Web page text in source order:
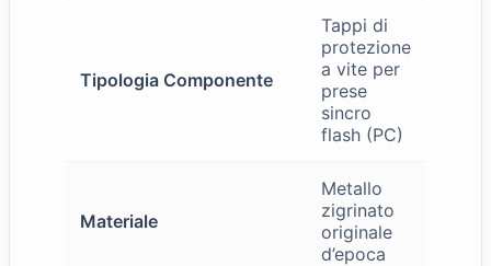
Tipologia Componente
Tappi di
protezione
a vite per
prese
sincro
flash (PC)
Materiale
Metallo
zigrinato
originale
d’epoca